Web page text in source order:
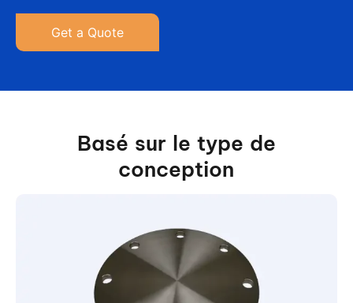
Get a Quote
Basé sur le type de
conception